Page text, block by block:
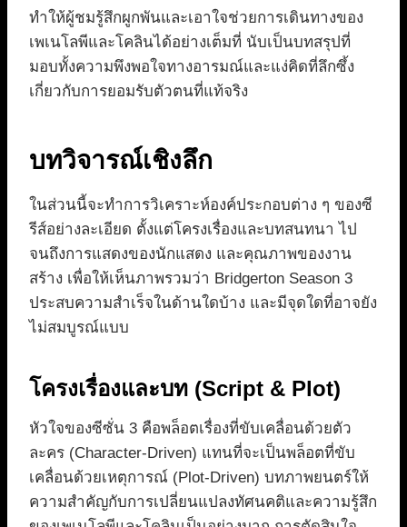
ทำให้ผู้ชมรู้สึกผูกพันและเอาใจช่วยการเดินทางของ
เพเนโลพีและโคลินได้อย่างเต็มที่ นับเป็นบทสรุปที่
มอบทั้งความพึงพอใจทางอารมณ์และแง่คิดที่ลึกซึ้ง
เกี่ยวกับการยอมรับตัวตนที่แท้จริง
บทวิจารณ์เชิงลึก
ในส่วนนี้จะทำการวิเคราะห์องค์ประกอบต่าง ๆ ของซี
รีส์อย่างละเอียด ตั้งแต่โครงเรื่องและบทสนทนา ไป
จนถึงการแสดงของนักแสดง และคุณภาพของงาน
สร้าง เพื่อให้เห็นภาพรวมว่า Bridgerton Season 3
ประสบความสำเร็จในด้านใดบ้าง และมีจุดใดที่อาจยัง
ไม่สมบูรณ์แบบ
โครงเรื่องและบท (Script & Plot)
หัวใจของซีซั่น 3 คือพล็อตเรื่องที่ขับเคลื่อนด้วยตัว
ละคร (Character-Driven) แทนที่จะเป็นพล็อตที่ขับ
เคลื่อนด้วยเหตุการณ์ (Plot-Driven) บทภาพยนตร์ให้
ความสำคัญกับการเปลี่ยนแปลงทัศนคติและความรู้สึก